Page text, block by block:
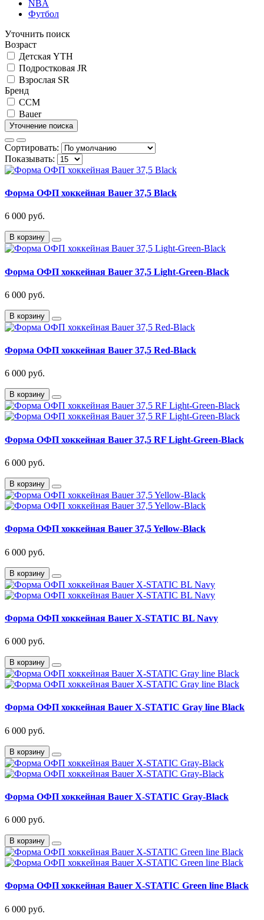
NBA
Футбол
Уточнить поиск
Возраст
Детская YTH
Подростковая JR
Взрослая SR
Бренд
CCM
Bauer
Уточнение поиска
Сортировать:
Показывать:
Форма ОФП хоккейная Bauer 37,5 Black
6 000 руб.
В корзину
Форма ОФП хоккейная Bauer 37,5 Light-Green-Black
6 000 руб.
В корзину
Форма ОФП хоккейная Bauer 37,5 Red-Black
6 000 руб.
В корзину
Форма ОФП хоккейная Bauer 37,5 RF Light-Green-Black
6 000 руб.
В корзину
Форма ОФП хоккейная Bauer 37,5 Yellow-Black
6 000 руб.
В корзину
Форма ОФП хоккейная Bauer X-STATIC BL Navy
6 000 руб.
В корзину
Форма ОФП хоккейная Bauer X-STATIC Gray line Black
6 000 руб.
В корзину
Форма ОФП хоккейная Bauer X-STATIC Gray-Black
6 000 руб.
В корзину
Форма ОФП хоккейная Bauer X-STATIC Green line Black
6 000 руб.